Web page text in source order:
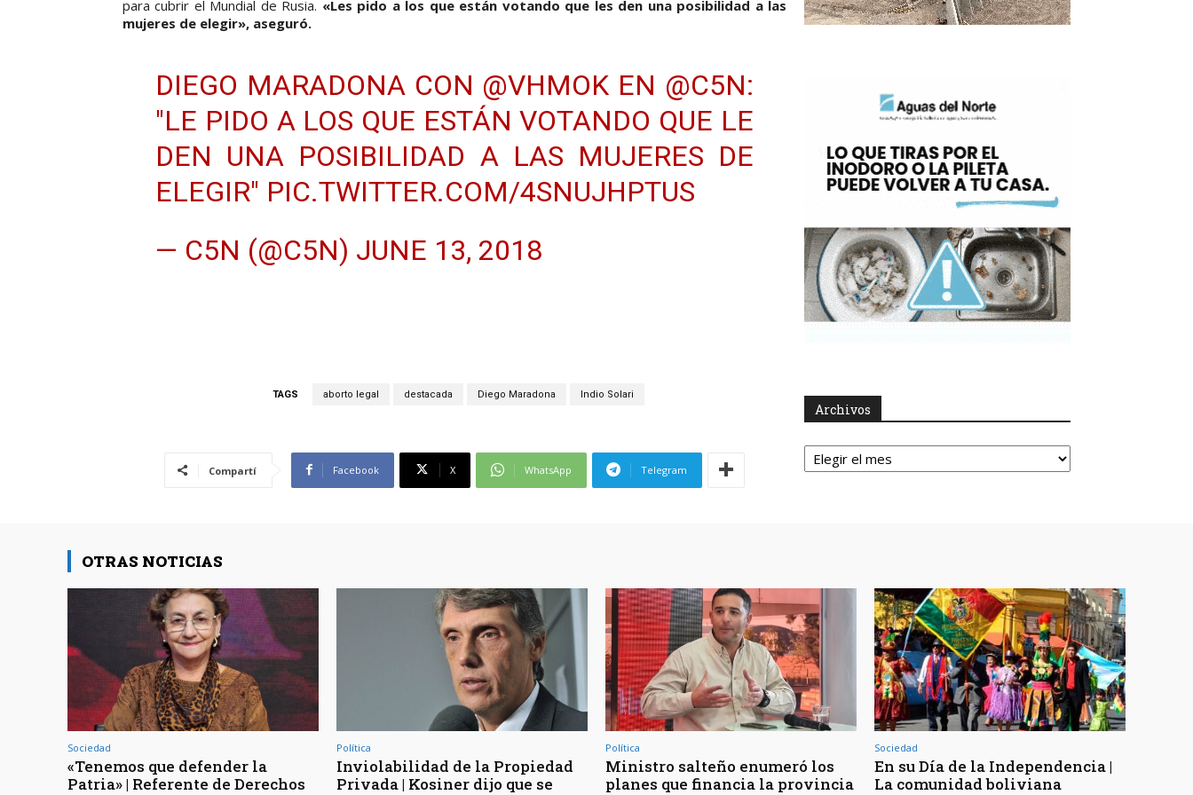
para cubrir el Mundial de Rusia. «Les pido a los que están votando que les den una posibilidad a las
mujeres de elegir», aseguró.
DIEGO MARADONA CON @VHMOK EN @C5N:
"LE PIDO A LOS QUE ESTÁN VOTANDO QUE LE
DEN UNA POSIBILIDAD A LAS MUJERES DE
ELEGIR" PIC.TWITTER.COM/4SNUJHPTUS
— C5N (@C5N) JUNE 13, 2018
TAGS aborto legal destacada Diego Maradona Indio Solari
Compartí Facebook X WhatsApp Telegram
Archivos
Archivos
OTRAS NOTICIAS
Sociedad
«Tenemos que defender la
Patria» | Referente de Derechos
Política
Inviolabilidad de la Propiedad
Privada | Kosiner dijo que se
Política
Ministro salteño enumeró los
planes que financia la provincia
Sociedad
En su Día de la Independencia |
La comunidad boliviana